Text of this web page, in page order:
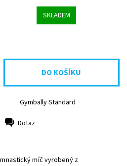
SKLADEM
Gymbally Standard
Dotaz
míč vyrobený z